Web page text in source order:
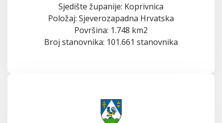
Sjedište županije: Koprivnica
Položaj: Sjeverozapadna Hrvatska
Površina: 1.748 km2
Broj stanovnika: 101.661 stanovnika